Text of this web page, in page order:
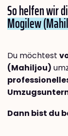
So helfen wir
Mogilew
Du möchtest
(Mahiljou)
Dann bist du